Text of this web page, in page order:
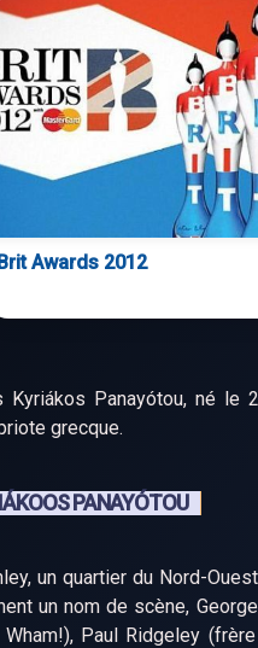
Awards 2012
Panayótou, né le
grecque.
PANAYÓTOU
un quartier du Nord-
un nom de scène,
Paul Ridgeley